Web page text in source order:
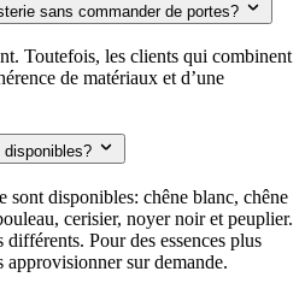
sans commander de portes?
Toutefois, les clients qui combinent
de matériaux et d’une
sont disponibles: chêne blanc, chêne
cerisier, noyer noir et peuplier.
différents. Pour des essences plus
sur demande.